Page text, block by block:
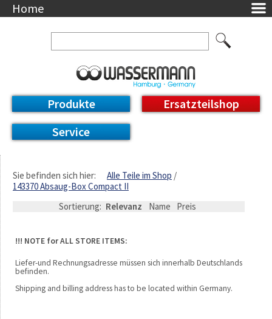
Home
Ansprechpartner
Datenschutzerklärung
Messetermine
Downloads
Feinwerk
DE / EN
Deutsch
English
Produkte
Ersatzteilshop
Service
Sie befinden sich hier:
Alle Teile im Shop
143370 Absaug-Box Compact II
Sortierung: Relevanz Name Preis
!!! NOTE for ALL STORE ITEMS:
Liefer-und Rechnungsadresse müssen sich innerhalb Deutschlands
befinden.
Shipping and billing address has to be located within Germany.